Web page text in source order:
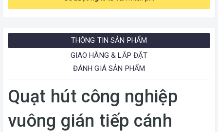
THÔNG TIN SẢN PHẨM
GIAO HÀNG & LẮP ĐẶT
ĐÁNH GIÁ SẢN PHẨM
Quạt hút công nghiệp
vuông gián tiếp cánh